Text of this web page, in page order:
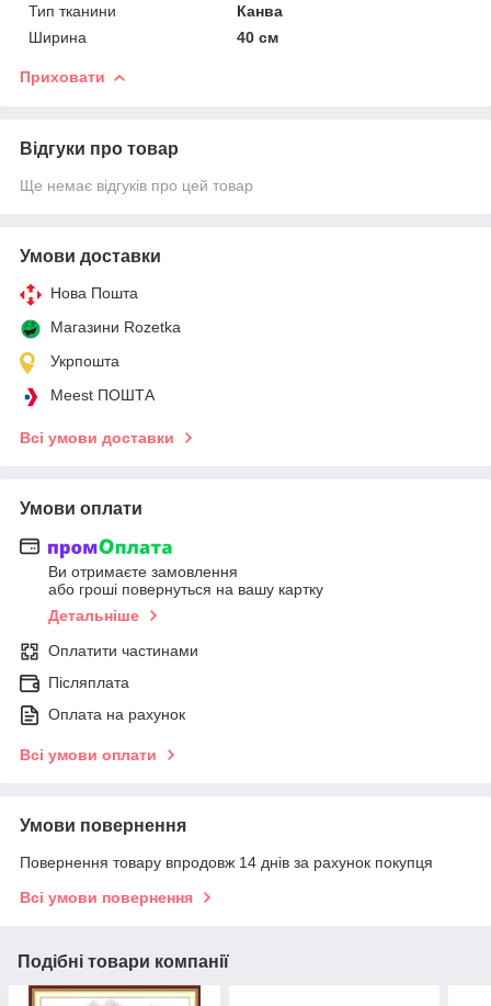
Тип тканини
Канва
Ширина
40 см
Приховати
Відгуки про товар
Ще немає відгуків про цей товар
Умови доставки
Нова Пошта
Магазини Rozetka
Укрпошта
Meest ПОШТА
Всі умови доставки
Умови оплати
Ви отримаєте замовлення
або гроші повернуться на вашу картку
Детальніше
Оплатити частинами
Післяплата
Оплата на рахунок
Всі умови оплати
Умови повернення
Повернення товару впродовж 14 днів за рахунок покупця
Всі умови повернення
Подібні товари компанії